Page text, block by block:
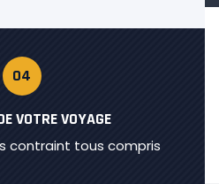
04
VOTRE VOYAGE
contraint tous compris